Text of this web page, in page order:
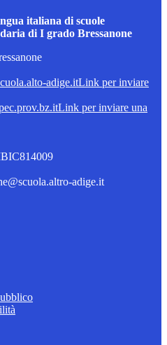
italiana di scuole
di I grado Bressanone
adige.itLink per inviare
Link per inviare una
adige.it